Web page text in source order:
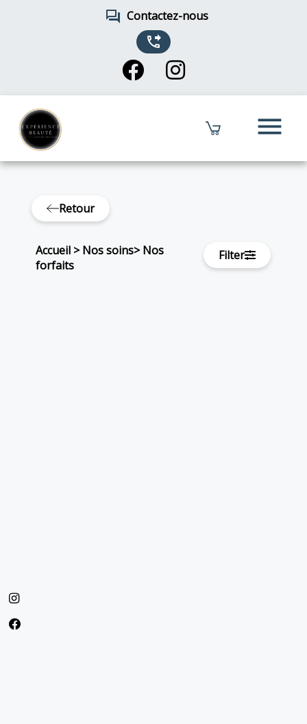
forum Contactez-nous
phone_forwarded
menu
Retour
Accueil >Nos soins>Nos
forfaits
Filter